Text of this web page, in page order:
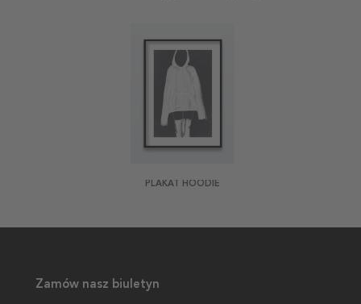
PLAKAT HOODIE
Zamów nasz biuletyn